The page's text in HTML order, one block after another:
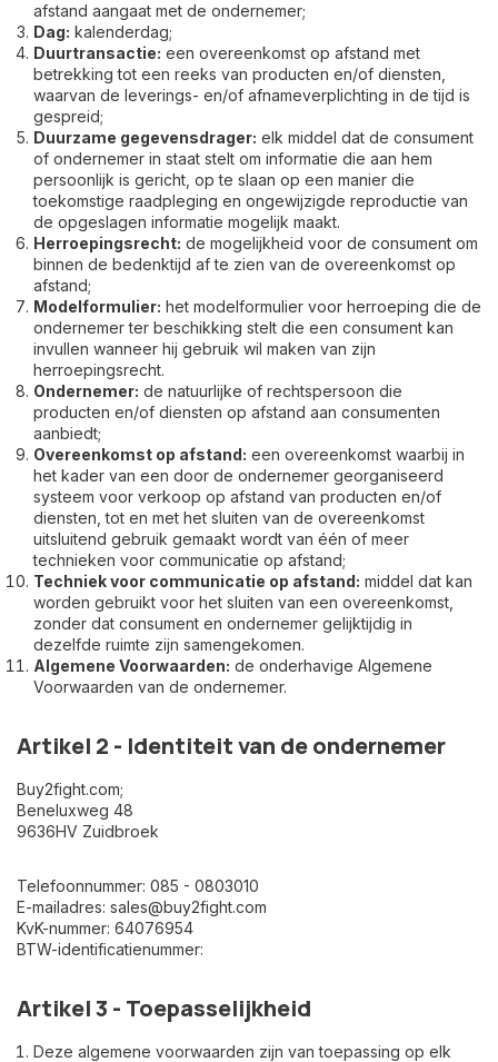
afstand aangaat met de ondernemer;
Dag: kalenderdag;
Duurtransactie: een overeenkomst op afstand met
betrekking tot een reeks van producten en/of diensten,
waarvan de leverings- en/of afnameverplichting in de tijd is
gespreid;
Duurzame gegevensdrager: elk middel dat de consument
of ondernemer in staat stelt om informatie die aan hem
persoonlijk is gericht, op te slaan op een manier die
toekomstige raadpleging en ongewijzigde reproductie van
de opgeslagen informatie mogelijk maakt.
Herroepingsrecht: de mogelijkheid voor de consument om
binnen de bedenktijd af te zien van de overeenkomst op
afstand;
Modelformulier: het modelformulier voor herroeping die de
ondernemer ter beschikking stelt die een consument kan
invullen wanneer hij gebruik wil maken van zijn
herroepingsrecht.
Ondernemer: de natuurlijke of rechtspersoon die
producten en/of diensten op afstand aan consumenten
aanbiedt;
Overeenkomst op afstand: een overeenkomst waarbij in
het kader van een door de ondernemer georganiseerd
systeem voor verkoop op afstand van producten en/of
diensten, tot en met het sluiten van de overeenkomst
uitsluitend gebruik gemaakt wordt van één of meer
technieken voor communicatie op afstand;
Techniek voor communicatie op afstand: middel dat kan
worden gebruikt voor het sluiten van een overeenkomst,
zonder dat consument en ondernemer gelijktijdig in
dezelfde ruimte zijn samengekomen.
Algemene Voorwaarden: de onderhavige Algemene
Voorwaarden van de ondernemer.
Artikel 2 - Identiteit van de ondernemer
Buy2fight.com;
Beneluxweg 48
9636HV Zuidbroek
Telefoonnummer: 085 - 0803010
E-mailadres: sales@buy2fight.com
KvK-nummer: 64076954
BTW-identificatienummer:
Artikel 3 - Toepasselijkheid
Deze algemene voorwaarden zijn van toepassing op elk